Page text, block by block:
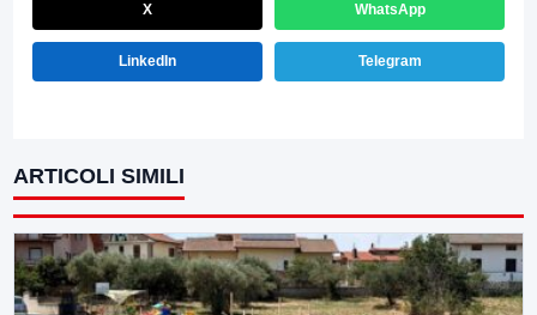
X WhatsApp
LinkedIn Telegram
ARTICOLI SIMILI